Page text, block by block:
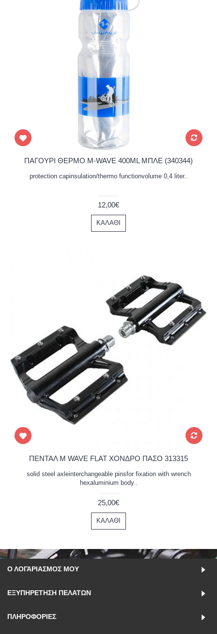
ΠΑΓΟΥΡΙ ΘΕΡΜΟ M-WAVE 400ML ΜΠΛΕ (340344)
protection capinsulation/thermo functionvolume 0,4 liter..
12,00€
ΚΑΛΆΘΙ
ΠΕΝΤΑΛ M WAVE FLAT ΧΟΝΔΡΟ ΠΑΣΟ 313315
solid steel axleinterchangeable pinsfor fixation with wrench
hexaluminium body..
25,00€
ΚΑΛΆΘΙ
Ο ΛΟΓΑΡΙΑΣΜΌΣ ΜΟΥ
ΕΞΥΠΗΡΈΤΗΣΗ ΠΕΛΑΤΏΝ
ΠΛΗΡΟΦΟΡΊΕΣ